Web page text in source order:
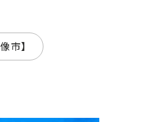
市】